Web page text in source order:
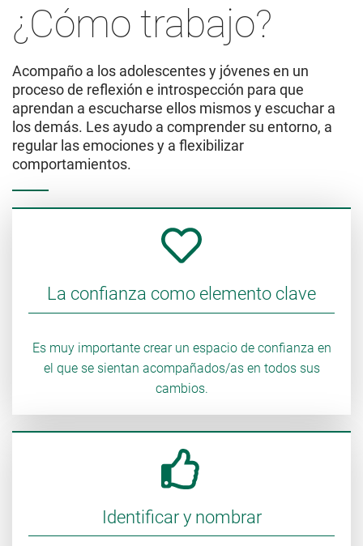
¿Cómo trabajo?
Acompaño a los adolescentes y jóvenes en un
proceso de reflexión e introspección para que
aprendan a escucharse ellos mismos y escuchar a
los demás. Les ayudo a comprender su entorno, a
regular las emociones y a flexibilizar
comportamientos.
La confianza como elemento clave
Es muy importante crear un espacio de confianza en
el que se sientan acompañados/as en todos sus
cambios.
Identificar y nombrar